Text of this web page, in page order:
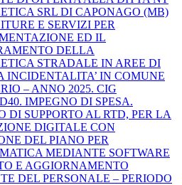
SRL DI CAPONAGO (MB)
E SERVIZI PER
ED IL
DELLA
STRADALE IN AREE DI
INCIDENTALITA’ IN COMUNE
– ANNO 2025. CIG
IMPEGNO DI SPESA.
DI SUPPORTO AL RTD, PER LA
DIGITALE CON
DEL PIANO PER
MEDIANTE SOFTWARE
E AGGIORNAMENTO
DEL PERSONALE – PERIODO